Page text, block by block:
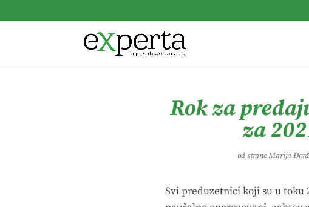
Rok za
za
od straneMarija
Svi preduzetnici koji su u toku